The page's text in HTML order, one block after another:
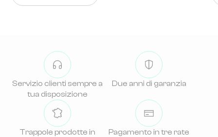
Servizio clienti sempre a
tua disposizione
Due anni di garanzia
Trappole prodotte in
Pagamento in tre rate